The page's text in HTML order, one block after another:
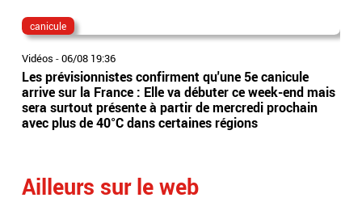
canicule
Vidéos -06/08 19:36
Les prévisionnistes confirment qu'une 5e canicule
arrive sur la France : Elle va débuter ce week-end mais
sera surtout présente à partir de mercredi prochain
avec plus de 40°C dans certaines régions
Ailleurs sur le web